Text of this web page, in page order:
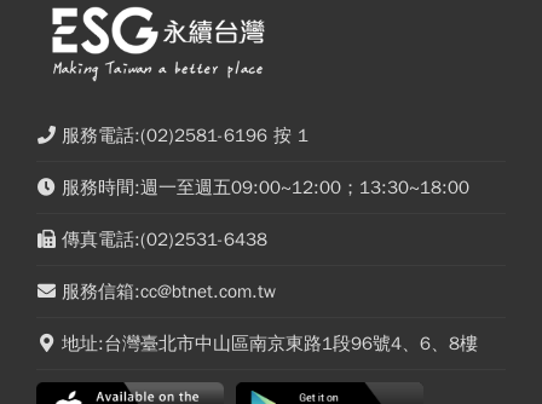
服務電話:(02)2581-6196 按 1
服務時間:週一至週五09:00~12:00；13:30~18:00
傳真電話:(02)2531-6438
服務信箱:cc@btnet.com.tw
地址:台灣臺北市中山區南京東路1段96號4、6、8樓